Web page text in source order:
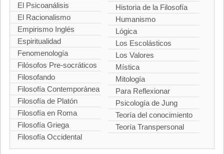
El Psicoanálisis
El Racionalismo
Empirismo Inglés
Espiritualidad
Fenomenología
Filósofos Pre-socráticos
Filosofando
Filosofía Contemporánea
Filosofía de Platón
Filosofía en Roma
Filosofía Griega
Filosofía Occidental
Historia de la Filosofía
Humanismo
Lógica
Los Escolásticos
Los Valores
Mística
Mitología
Para Reflexionar
Psicología de Jung
Teoría del conocimiento
Teoría Transpersonal